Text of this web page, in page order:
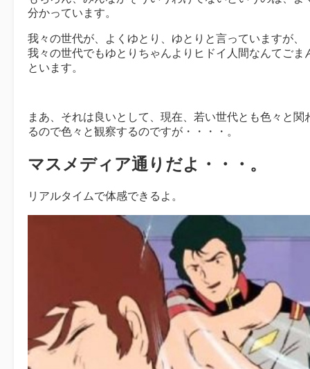
分かっています。
我々の世代が、よくゆとり、ゆとりと言っていますが、
我々の世代でもゆとりちゃんよりヒドイ人間なんてごま
といます。
まあ、それは良いとして、現在、若い世代とも色々と関
るので色々と観察するのですが・・・・。
マスメディア通りだよ・・・。
リアルタイムで体感できるよ。